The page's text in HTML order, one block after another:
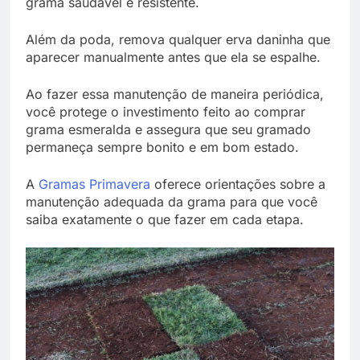
Além da poda, remova qualquer erva daninha que
aparecer manualmente antes que ela se espalhe.
Ao fazer essa manutenção de maneira periódica,
você protege o investimento feito ao comprar
grama esmeralda e assegura que seu gramado
permaneça sempre bonito e em bom estado.
A Gramas Primavera oferece orientações sobre a
manutenção adequada da grama para que você
saiba exatamente o que fazer em cada etapa.